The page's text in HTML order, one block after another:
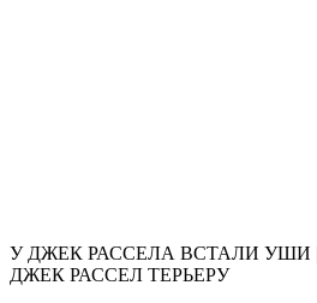
У ДЖЕК РАССЕЛА ВСТАЛИ УШИ
ДЖЕК РАССЕЛ ТЕРЬЕРУ